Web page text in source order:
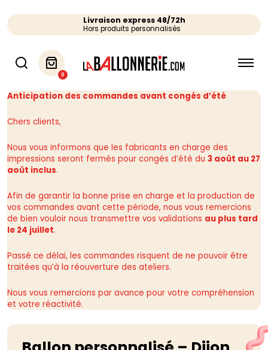
Livraison express 48/72h
Hors produits personnalisés
0
Anticipation des commandes avant congés d’été
Chers clients,
Nous vous informons que les fabricants en charge des
impressions seront fermés pour congés d’été du 3 août au 27
août inclus.
Afin de garantir la bonne prise en charge et la production de
vos commandes avant cette période, nous vous remercions
de bien vouloir nous transmettre vos validations au plus tard
le 24 juillet.
Passé ce délai, les commandes risquent de ne pouvoir être
traitées qu’à la réouverture des ateliers.
Nous vous remercions par avance pour votre compréhension
et votre réactivité.